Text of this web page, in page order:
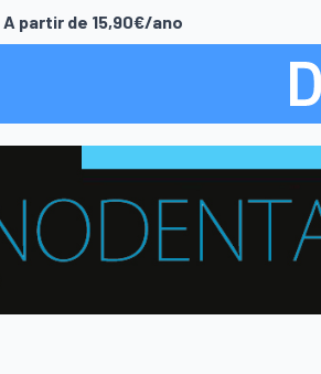
A partir de 15,90€/ano